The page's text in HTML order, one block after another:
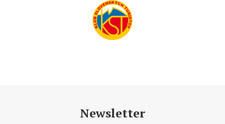
Newsletter